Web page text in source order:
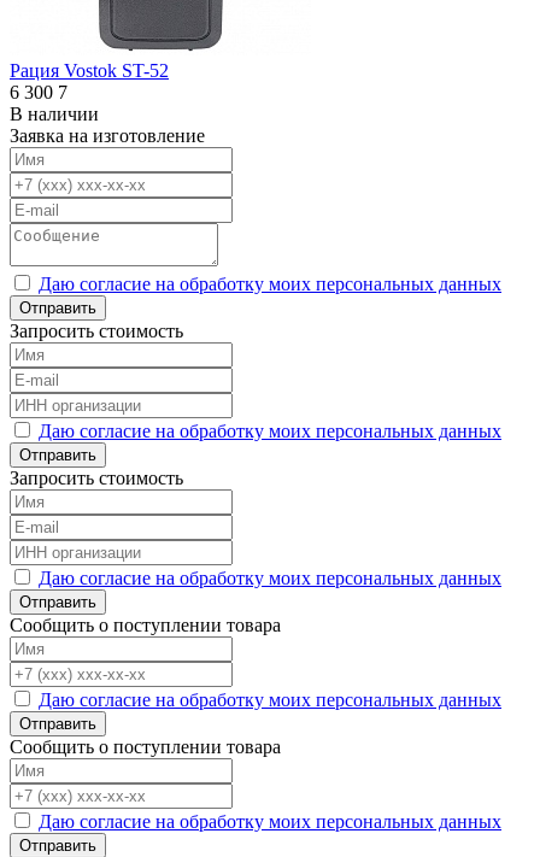
Рация Vostok ST-52
6 300 7
В наличии
Заявка на изготовление
Даю согласие на обработку моих персональных данных
Отправить
Запросить стоимость
Даю согласие на обработку моих персональных данных
Отправить
Запросить стоимость
Даю согласие на обработку моих персональных данных
Отправить
Сообщить о поступлении товара
Даю согласие на обработку моих персональных данных
Отправить
Сообщить о поступлении товара
Даю согласие на обработку моих персональных данных
Отправить